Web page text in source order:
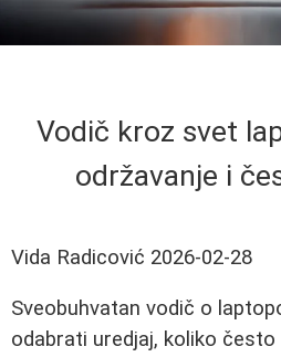
Vodič kroz svet
održavanje i
Vida Radicović 2026-02-28
Sveobuhvatan vodič o
odabrati uredjaj, koliko